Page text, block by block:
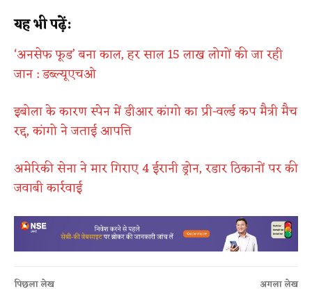
यह भी पढ़ें:
‘अनसेफ फूड’ बना काल, हर साल 15 लाख लोगों की जा रही
जान : डब्ल्यूएचओ
इबोला के कारण स्पेन में डीआर कांगो का प्री-वर्ल्ड कप मैत्री मैच
रद्द, कांगो ने जताई आपत्ति
अमेरिकी सेना ने मार गिराए 4 ईरानी ड्रोन, रडार ठिकानों पर की
जवाबी कार्रवाई
पिछला लेख अगला लेख